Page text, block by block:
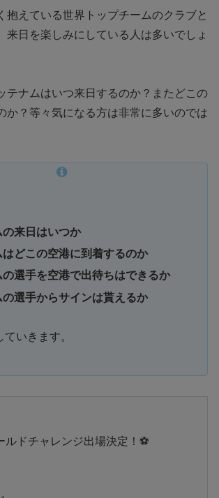
抱えている世界トップチームのクラブと
来日を楽しみにしている人は多いでしょ
テナムはいつ来日するのか？またどこの
か？等々気になる方は非常に多いのでは
の来日はいつか
はどこの空港に到着するのか
の選手を空港で出待ちはできるか
の選手からサインは貰えるか
いきます。
ルドチャレンジ出場決定！⚽️